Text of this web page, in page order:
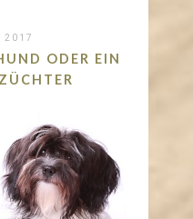
2017
ODER EIN